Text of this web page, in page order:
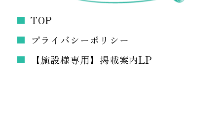
TOP
プライバシーポリシー
【施設様専用】掲載案内LP